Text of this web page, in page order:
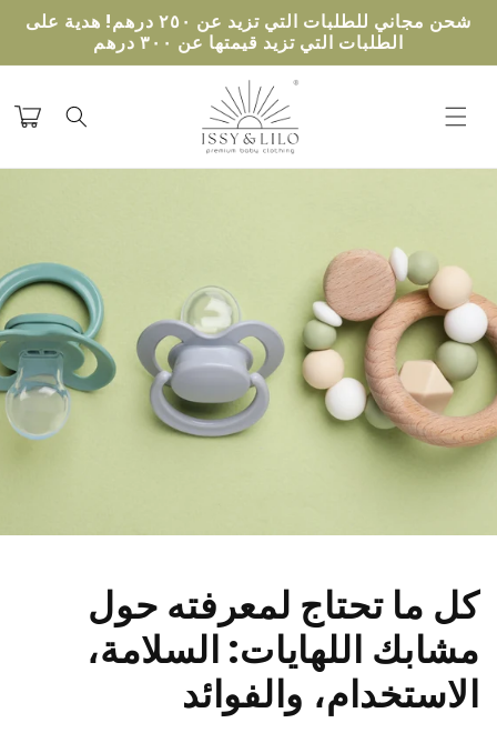
الى
شحن مجاني للطلبات التي تزيد عن ٢٥٠ درهم! هدية على
الطلبات التي تزيد قيمتها عن ٣٠٠ درهم
التسوق
كل ما تحتاج لمعرفته حول
مشابك اللهايات: السلامة،
الاستخدام، والفوائد